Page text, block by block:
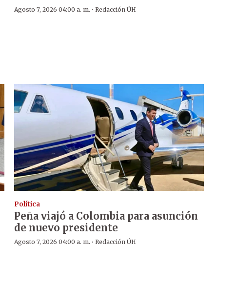
Agosto 7, 2026 04:00 a. m. · Redacción ÚH
Política
Peña viajó a Colombia para asunción
de nuevo presidente
Agosto 7, 2026 04:00 a. m. · Redacción ÚH